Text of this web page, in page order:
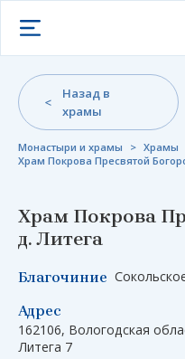
Открыть меню
Монастыри и храмы > Храмы
Храм Покрова Пресвятой
Назад в
храмы
Храм Покрова
д. Литега
Благочиние
Адрес
162106, Вологодская
Литега 7